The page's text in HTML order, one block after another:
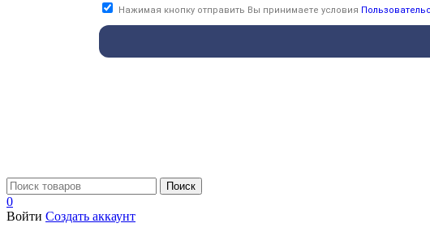
Нажимая кнопку отправить Вы принимаете условия
Поиск
0
Войти Создать аккаунт